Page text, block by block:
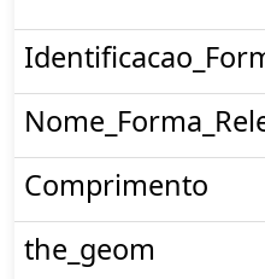
Comprimento
the_geom